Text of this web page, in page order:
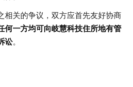
相关的争议，双方应首先友好协商
何一方均可向岐慧科技住所地有管
讼。